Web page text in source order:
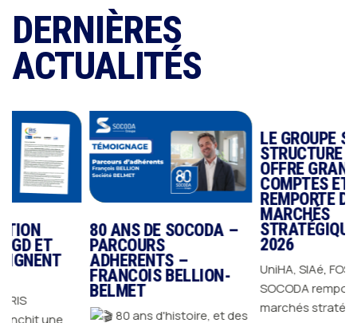
DERNIÈRES
ACTUALITÉS
80 ANS DE SOCODA –
PARCOURS
ADHERENTS –
FRANCOIS BELLION-
BELMET
80 ans d'histoire, et des
LE GROUPE SOCODA
STRUCTURE SON
OFFRE GRANDS
COMPTES ET
REMPORTE DES
MARCHÉS
STRATÉGIQUES EN
UniHA, SIAé, FOSELEV…
SOCODA remporte des
marchés stratégiques en